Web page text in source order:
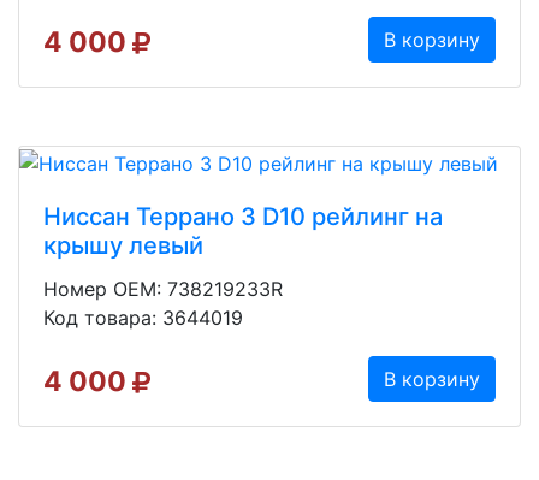
4 000 В корзину
Ниссан Террано 3 D10 рейлинг на
крышу левый
Номер OEM: 738219233R
Код товара: 3644019
4 000 В корзину